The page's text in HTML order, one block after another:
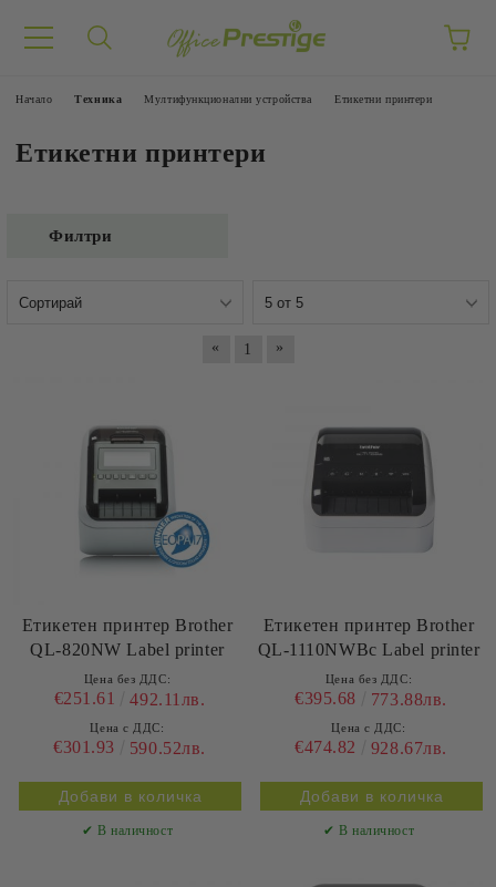
Начало Техника Мултифункционални устройства Етикетни принтери
Етикетни принтери
Филтри
« 1 »
Етикетен принтер Brother
QL-820NW Label printer
Цена без ДДС:
€251.61 492.11лв.
Цена с ДДС:
€301.93 590.52лв.
✔ В наличност
Етикетен принтер Brother
QL-1110NWBc Label printer
Цена без ДДС:
€395.68 773.88лв.
Цена с ДДС:
€474.82 928.67лв.
✔ В наличност